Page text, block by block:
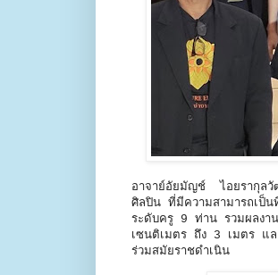
อาจาย์อัยมัญช์ ไอยรากุลวั
ศิลปิน ที่มีความสามารถเป็
ระดับครู 9 ท่าน รวมผลงา
เซนติเมตร ถึง 3 เมตร แ
ร่วมสมัยราชดำเนิน